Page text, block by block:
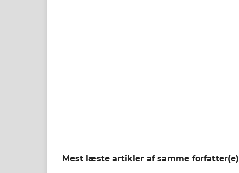
Mest læste artikler af samme forfatter(e)